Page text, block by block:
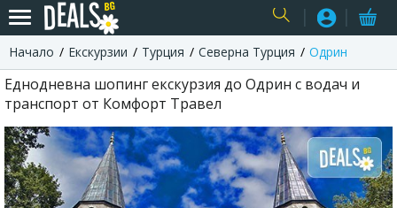
USER
Начало Екскурзии Турция Северна Турция Одрин
Еднодневна шопинг екскурзия до Одрин с водач и
транспорт от Комфорт Травел